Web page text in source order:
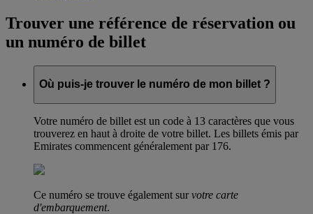
Trouver une référence de réservation ou
un numéro de billet
Où puis-je trouver le numéro de mon billet ?
Votre numéro de billet est un code à 13 caractères que vous
trouverez en haut à droite de votre billet. Les billets émis par
Emirates commencent généralement par 176.
Ce numéro se trouve également survotre carte
d'embarquement.